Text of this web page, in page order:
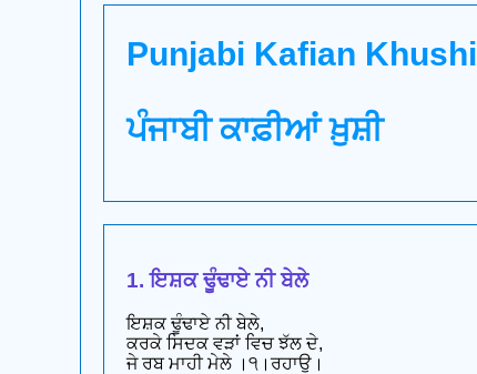
Punjabi Kafian Khushi
ਪੰਜਾਬੀ ਕਾਫ਼ੀਆਂ ਖ਼ੁਸ਼ੀ
1. ਇਸ਼ਕ ਢੂੰਢਾਏ ਨੀ ਬੇਲੇ
ਇਸ਼ਕ ਢੂੰਢਾਏ ਨੀ ਬੇਲੇ,
ਕਰਕੇ ਸਿਦਕ ਵੜਾਂ ਵਿਚ ਝੱਲ ਦੇ,
ਜੇ ਰਬ ਮਾਹੀ ਮੇਲੇ ।੧।ਰਹਾਉ।